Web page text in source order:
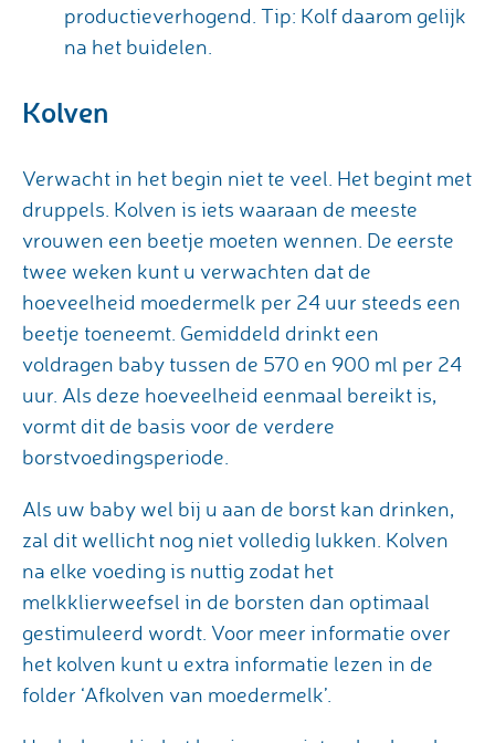
productieverhogend. Tip: Kolf daarom gelijk
na het buidelen.
Kolven
Verwacht in het begin niet te veel. Het begint met
druppels. Kolven is iets waaraan de meeste
vrouwen een beetje moeten wennen. De eerste
twee weken kunt u verwachten dat de
hoeveelheid moedermelk per 24 uur steeds een
beetje toeneemt. Gemiddeld drinkt een
voldragen baby tussen de 570 en 900 ml per 24
uur. Als deze hoeveelheid eenmaal bereikt is,
vormt dit de basis voor de verdere
borstvoedingsperiode.
Als uw baby wel bij u aan de borst kan drinken,
zal dit wellicht nog niet volledig lukken. Kolven
na elke voeding is nuttig zodat het
melkklierweefsel in de borsten dan optimaal
gestimuleerd wordt. Voor meer informatie over
het kolven kunt u extra informatie lezen in de
folder ‘Afkolven van moedermelk’.